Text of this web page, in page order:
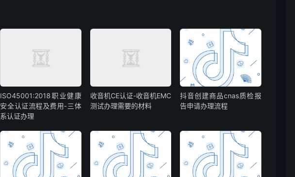
ISO45001:2018职业健康
安全认证流程及费用-三体
系认证办理
收音机CE认证-收音机EMC
测试办理需要的材料
抖音创建商品cnas质检报
告申请办理流程